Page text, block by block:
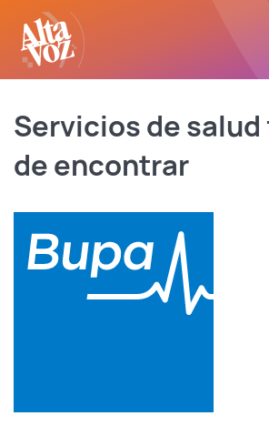
Click acá para ir directamente al
Servicios
Blog
Acerca de
Servicios de
de encontrar